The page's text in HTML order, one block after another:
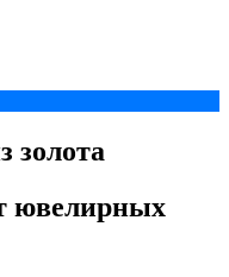
золота
ювелирных